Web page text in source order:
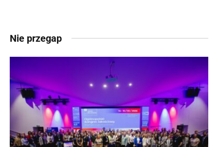
Nie przegap